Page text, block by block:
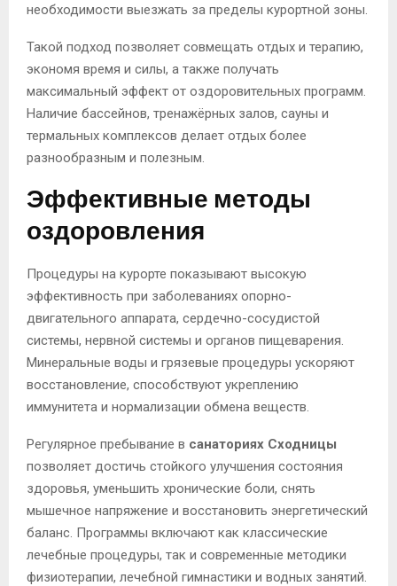
необходимости выезжать за пределы курортной зоны.
Такой подход позволяет совмещать отдых и терапию,
экономя время и силы, а также получать
максимальный эффект от оздоровительных программ.
Наличие бассейнов, тренажёрных залов, сауны и
термальных комплексов делает отдых более
разнообразным и полезным.
Эффективные методы
оздоровления
Процедуры на курорте показывают высокую
эффективность при заболеваниях опорно-
двигательного аппарата, сердечно-сосудистой
системы, нервной системы и органов пищеварения.
Минеральные воды и грязевые процедуры ускоряют
восстановление, способствуют укреплению
иммунитета и нормализации обмена веществ.
Регулярное пребывание в санаториях Сходницы
позволяет достичь стойкого улучшения состояния
здоровья, уменьшить хронические боли, снять
мышечное напряжение и восстановить энергетический
баланс. Программы включают как классические
лечебные процедуры, так и современные методики
физиотерапии, лечебной гимнастики и водных занятий.